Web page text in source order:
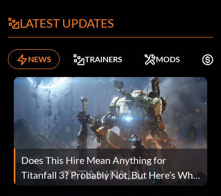
LATEST UPDATES
NEWS TRAINERS MODS
Does This Hire Mean Anything for
Titanfall 3? Probably Not, But Here’s Why
Fans Are Hopeful